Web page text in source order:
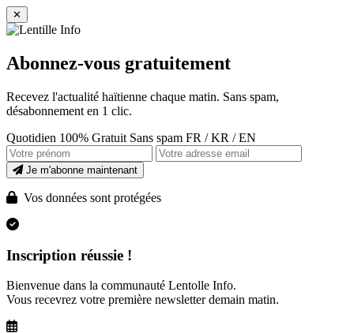
✕
Abonnez-vous gratuitement
Recevez l'actualité haïtienne chaque matin. Sans spam,
désabonnement en 1 clic.
Quotidien 100% Gratuit Sans spam FR / KR / EN
Je m'abonne maintenant
Vos données sont protégées
Inscription réussie !
Bienvenue dans la communauté Lentolle Info.
Vous recevrez votre première newsletter demain matin.